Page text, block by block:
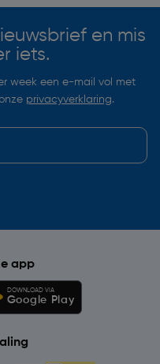
en mis
iets.
week een e-mail vol met
privacyverklaring.
app
DOWNLOAD VIA
Google Play